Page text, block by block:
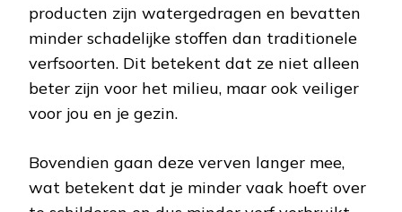
producten zijn watergedragen en bevatten
minder schadelijke stoffen dan traditionele
verfsoorten. Dit betekent dat ze niet alleen
beter zijn voor het milieu, maar ook veiliger
voor jou en je gezin.
Bovendien gaan deze verven langer mee,
wat betekent dat je minder vaak hoeft over